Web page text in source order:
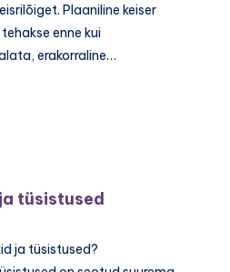
Plaaniline keiser
enne kui
erakorraline…
tüsistused
ja tüsistused?